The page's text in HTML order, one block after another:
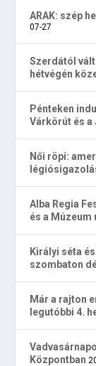
ARAK: szép
07-27
Szerdától
hétvégén
Pénteken
Várkörút és
Női röpi:
Alba Regia
és a Múzeum
Királyi séta
szombaton
Már a rajton
legutóbbi 4.
Központban